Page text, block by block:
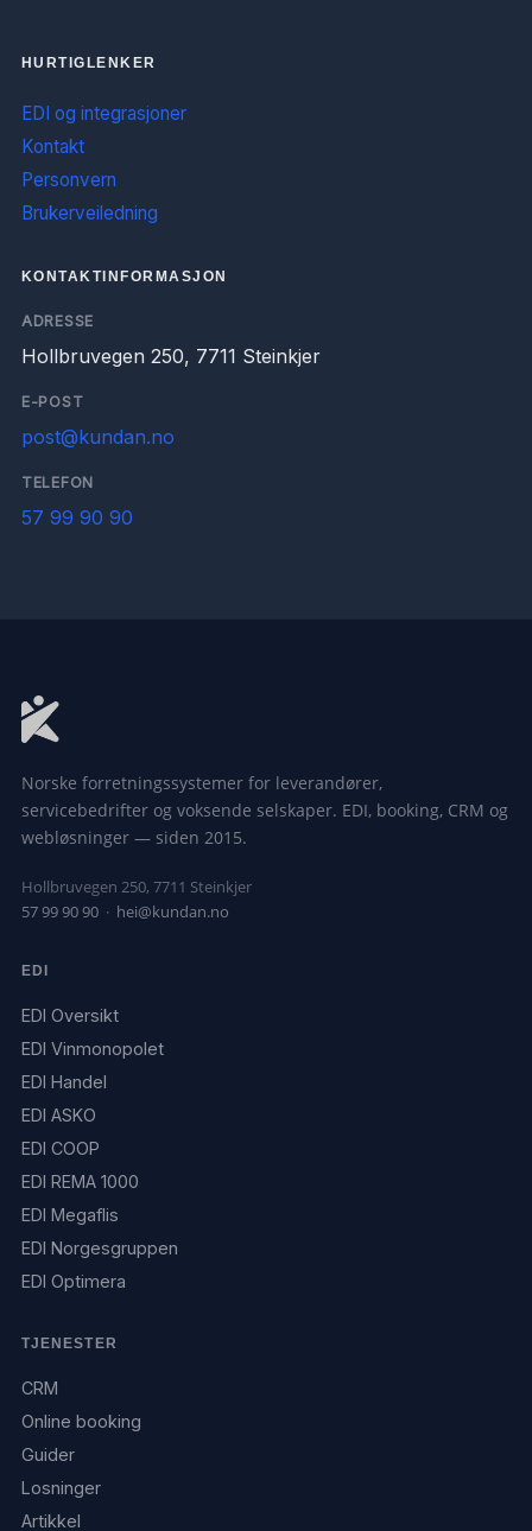
HURTIGLENKER
EDI og integrasjoner
Kontakt
Personvern
Brukerveiledning
KONTAKTINFORMASJON
ADRESSE
Hollbruvegen 250, 7711 Steinkjer
E-POST
post@kundan.no
TELEFON
57 99 90 90
Norske forretningssystemer for leverandører,
servicebedrifter og voksende selskaper. EDI, booking, CRM og
webløsninger — siden 2015.
Hollbruvegen 250, 7711 Steinkjer
57 99 90 90 · hei@kundan.no
EDI
EDI Oversikt
EDI Vinmonopolet
EDI Handel
EDI ASKO
EDI COOP
EDI REMA 1000
EDI Megaflis
EDI Norgesgruppen
EDI Optimera
TJENESTER
CRM
Online booking
Guider
Losninger
Artikkel